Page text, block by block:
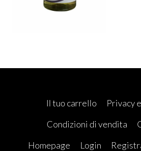
Il tuo carrello
Privacy
Condizioni di vendita
Homepage
Login